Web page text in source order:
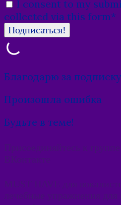
I consent to my
collected via this form*
Благодарю за
Произошла ошибка
Будьте в теме!